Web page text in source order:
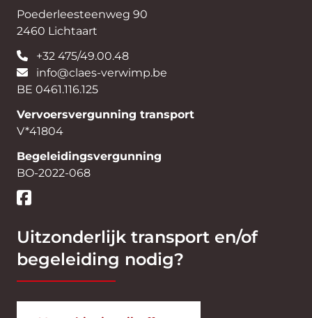
Poederleesteenweg 90
2460 Lichtaart
+32 475/49.00.48
info@claes-verwimp.be
BE 0461.116.125
Vervoersvergunning transport
V*41804
Begeleidingsvergunning
BO-2022-068
Uitzonderlijk transport en/of
begeleiding nodig?